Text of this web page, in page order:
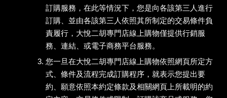
訂購服務，在此等情況下，您是向各該第三人進行
訂購、並由各該第三人依照其所制定的交易條件負
責履行，大悅二胡專門店線上購物僅提供行銷服
務、連結、或電子商務平台服務。
您一旦在大悅二胡專門店線上購物依照網頁所定方
式、條件及流程完成訂購程序，就表示您提出要
約、願意依照本約定條款及相關網頁上所載明的約